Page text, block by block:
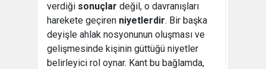
verdiği sonuçlar değil, o davranışları
harekete geçiren niyetlerdir. Bir başka
deyişle ahlak nosyonunun oluşması ve
gelişmesinde kişinin güttüğü niyetler
belirleyici rol oynar. Kant bu bağlamda,